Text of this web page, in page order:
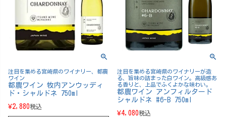
注目を集める宮崎県のワイナリー、都農
ワイン
都農ワイン 牧内アンウッディ
ド・シャルドネ 750ml
¥2,880税込
注目を集める宮崎県のワイナリーが造
る、旨味の詰まった白ワイン。高級感あ
る香りと、上品でふくよかな味わい。
都農ワイン アンフィルタード
シャルドネ #6-B 750ml
¥4,080税込